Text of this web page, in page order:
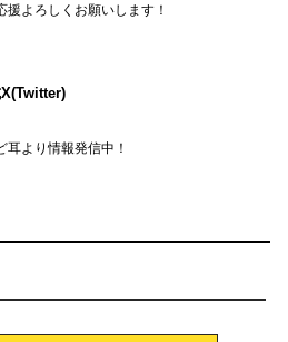
よろしくお願いします！
より情報発信中！